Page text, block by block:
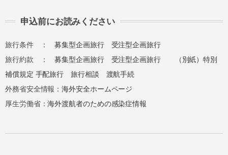
申込前にお読みください
旅行条件 ：募集型企画旅行
受注型企画旅行
旅行約款 ：募集型企画旅行 受注型企画旅行
（別紙）特別
補償規定 手配旅行 旅行相談
渡航手続
外務省安全情報：海外安全ホームページ
厚生労働省：海外渡航者のための感染症情報